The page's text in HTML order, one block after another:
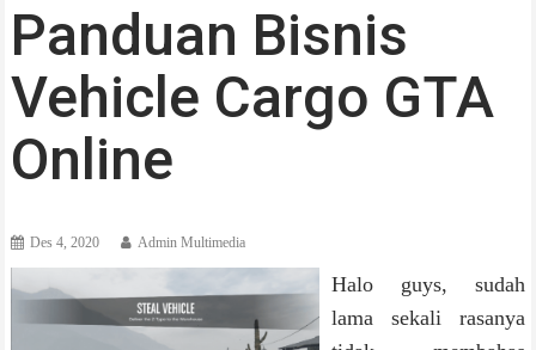
Panduan Bisnis
Vehicle Cargo GTA
Online
Des 4, 2020 Admin Multimedia
Halo guys, sudah
lama sekali rasanya